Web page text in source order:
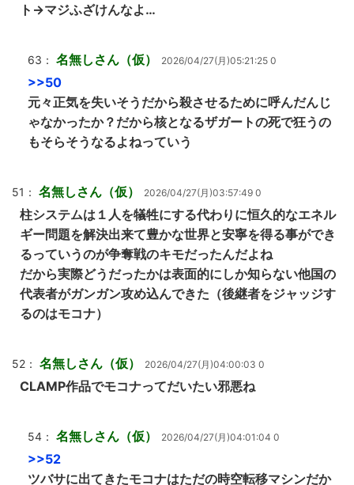
ト→マジふざけんなよ…
63： 名無しさん（仮） 2026/04/27(月)05:21:25 0
>>50
元々正気を失いそうだから殺させるために呼んだんじ
ゃなかったか？だから核となるザガートの死で狂うの
もそらそうなるよねっていう
51： 名無しさん（仮） 2026/04/27(月)03:57:49 0
柱システムは１人を犠牲にする代わりに恒久的なエネル
ギー問題を解決出来て豊かな世界と安寧を得る事ができ
るっていうのが争奪戦のキモだったんだよね
だから実際どうだったかは表面的にしか知らない他国の
代表者がガンガン攻め込んできた（後継者をジャッジす
るのはモコナ）
52： 名無しさん（仮） 2026/04/27(月)04:00:03 0
CLAMP作品でモコナってだいたい邪悪ね
54： 名無しさん（仮） 2026/04/27(月)04:01:04 0
>>52
ツバサに出てきたモコナはただの時空転移マシンだか